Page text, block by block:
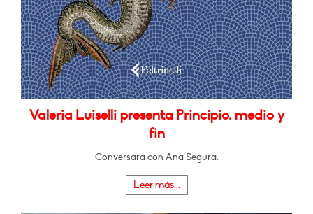
Valeria Luiselli presenta Principio, medio y
fin
Conversará con Ana Segura.
Leer más...